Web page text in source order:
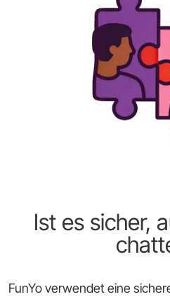
Ist es sicher,
FunYo verwendet eine